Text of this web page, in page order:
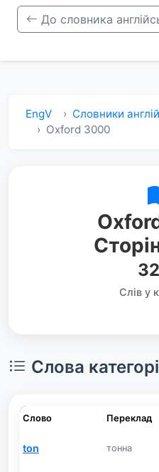
До словника
EngV
Словники
Oxford 3000
Слів у
Слова
Слово Переклад
ton тонна